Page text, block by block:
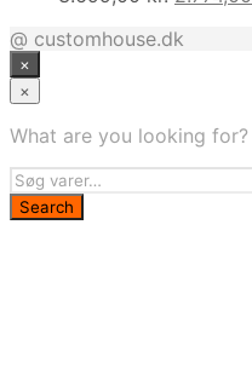
pris
@ customhouse.dk
×
×
What are you looking for?